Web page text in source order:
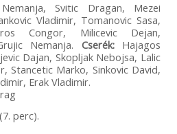
Svitic Dragan, Mezei
Vladimir, Tomanovic Sasa,
Congor, Milicevic Dejan,
Nemanja. Cserék:Hajagos
Dajan, Skopljak Nebojsa, Lalic
Stancetic Marko, Sinkovic David,
Erak Vladimir.
perc).